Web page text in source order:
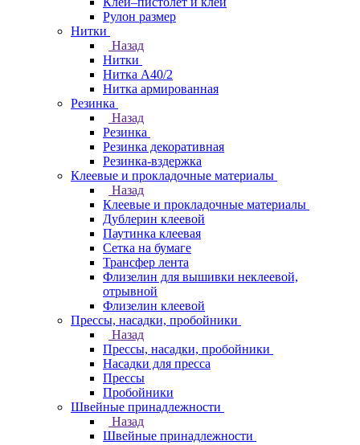
Рулон размер
Нитки
Назад
Нитки
Нитка А40/2
Нитка армированная
Резинка
Назад
Резинка
Резинка декоративная
Резинка-вздержка
Клеевые и прокладочные материалы
Назад
Клеевые и прокладочные материалы
Дублерин клеевой
Паутинка клеевая
Сетка на бумаге
Трансфер лента
Флизелин для вышивки неклеевой,
отрывной
Флизелин клеевой
Прессы, насадки, пробойники
Назад
Прессы, насадки, пробойники
Насадки для пресса
Прессы
Пробойники
Швейные принадлежности
Назад
Швейные принадлежности